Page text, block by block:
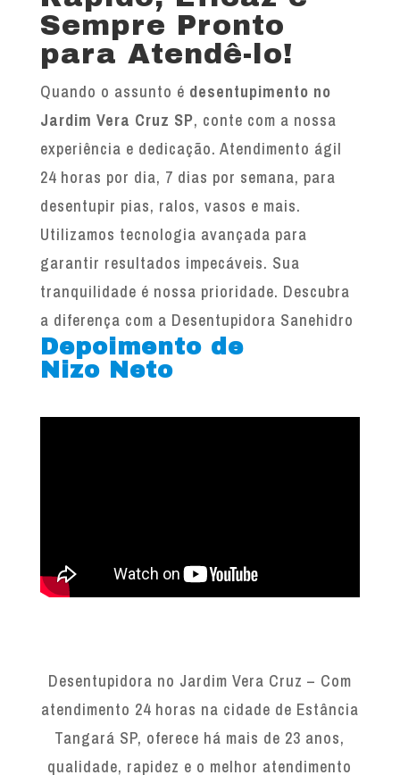
Sempre Pronto
para Atendê-lo!
Quando o assunto é desentupimento no
Jardim Vera Cruz SP, conte com a nossa
experiência e dedicação. Atendimento ágil
24 horas por dia, 7 dias por semana, para
desentupir pias, ralos, vasos e mais.
Utilizamos tecnologia avançada para
garantir resultados impecáveis. Sua
tranquilidade é nossa prioridade. Descubra
a diferença com a Desentupidora Sanehidro
Depoimento de
Nizo Neto
Desentupidora no Jardim Vera Cruz – Com
atendimento 24 horas na cidade de Estância
Tangará SP, oferece há mais de 23 anos,
qualidade, rapidez e o melhor atendimento